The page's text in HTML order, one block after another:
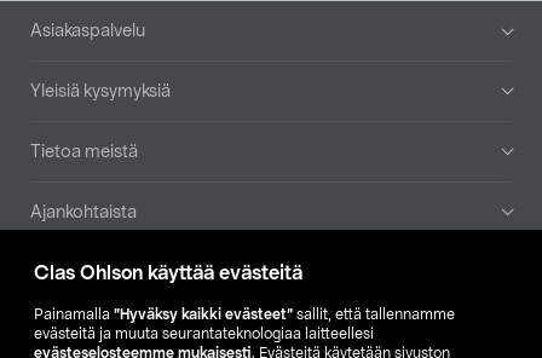
Clas Ohlson käyttää evästeitä
Painamalla ”Hyväksy kaikki evästeet” sallit, että tallennamme
evästeitä ja muuta seurantateknologiaa laitteellesi
evästeselosteemme mukaisesti. Evästeitä käytetään sivuston
Alatunniste
Asiakaspalvelu
Yleisiä kysymyksiä
Tietoa meistä
Ajankohtaista
Muut yrityksemme
Etsi myymälä